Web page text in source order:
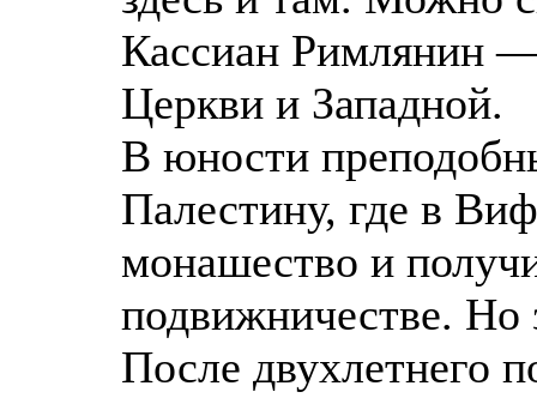
Кассиан Римлянин
Церкви и Западной.
В юности
Палестину, где в
монашество и
подвижничестве. Но
После двухлетнего